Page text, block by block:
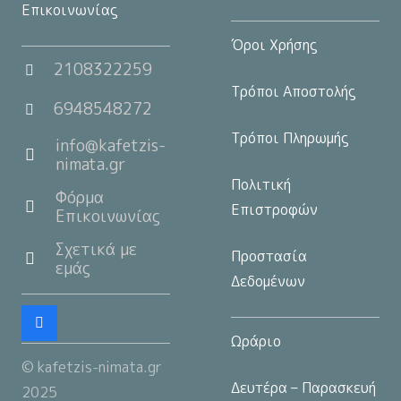
Επικοινωνίας
2108322259
6948548272
info@kafetzis-
nimata.gr
Φόρμα
Επικοινωνίας
Σχετικά με
εμάς
© kafetzis-nimata.gr
2025
Όροι Χρήσης
Τρόποι Αποστολής
Τρόποι Πληρωμής
Πολιτική
Επιστροφών
Προστασία
Δεδομένων
Ωράριο
Δευτέρα – Παρασκευή